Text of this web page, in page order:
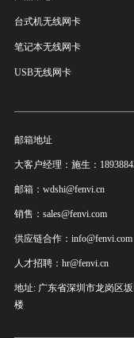
台式机无线网卡
笔记本无线网卡
USB无线网卡
邮箱地址
大客户经理：施生：
邮箱：wdshi@fenvi.cn
销售：sales@fenvi.com
供应链合作：info@fenvi.com
人才招聘：hr@fenvi.cn
地址: 广东省深圳市龙岗区
楼